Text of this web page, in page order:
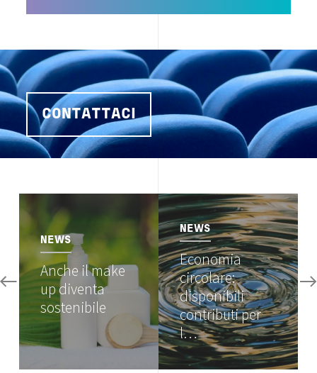
CONTATTACI
Image
NEWS
Anche il make
up diventa
sostenibile
Image
NEWS
Economia
circolare:
disponibili
contributi per
l…